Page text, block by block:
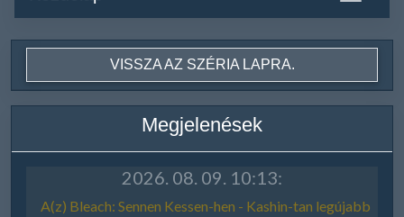
VISSZA AZ SZÉRIA LAPRA.
Megjelenések